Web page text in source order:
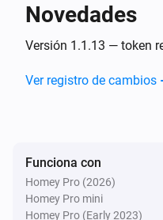
El contador de
P1
La potencia ha
Novedades
Versión 1.1.13 — token
Ver registro de cambios
Funciona con
Homey Pro (2026)
Homey Pro mini
Homey Pro (Early 2023)